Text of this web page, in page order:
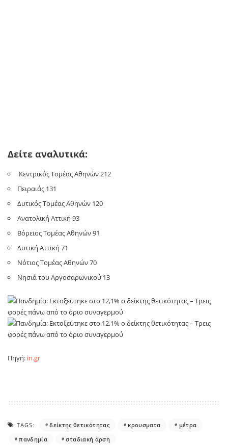
Δείτε αναλυτικά:
Κεντρικός Τομέας Αθηνών 212
Πειραιάς 131
Δυτικός Τομέας Αθηνών 120
Ανατολική Αττική 93
Βόρειος Τομέας Αθηνών 91
Δυτική Αττική 71
Νότιος Τομέας Αθηνών 70
Νησιά του Αργοσαρωνικού 13
Πηγή: in.gr
TAGS: δείκτης θετικότητας κρουσματα
μέτρα
πανδημία
σταδιακή άρση